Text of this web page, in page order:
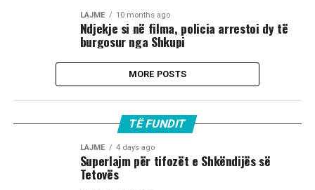
LAJME 10 months ago
Ndjekje si në filma, policia arrestoi dy të
burgosur nga Shkupi
MORE POSTS
TË FUNDIT
LAJME 4 days ago
Superlajm për tifozët e Shkëndijës së
Tetovës